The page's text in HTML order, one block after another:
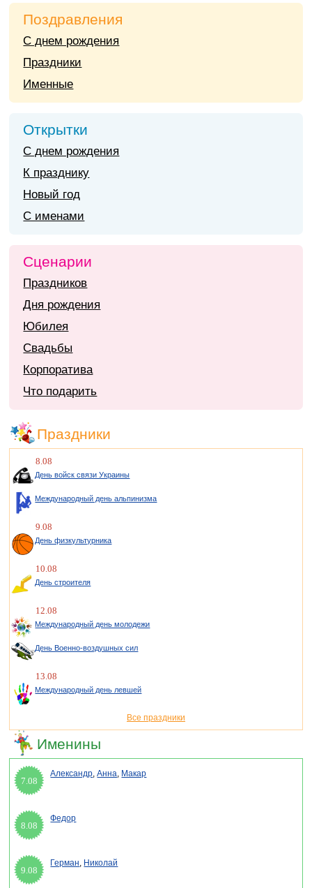
Поздравления
С днем рождения
Праздники
Именные
Открытки
С днем рождения
К празднику
Новый год
С именами
Сценарии
Праздников
Дня рождения
Юбилея
Свадьбы
Корпоратива
Что подарить
Праздники
8.08
День войск связи Украины
Международный день альпинизма
9.08
День физкультурника
10.08
День строителя
12.08
Международный день молодежи
День Военно-воздушных сил
13.08
Международный день левшей
Все праздники
Именины
7.08
Александр,Анна, Макар
8.08
Федор
9.08
Герман, Николай